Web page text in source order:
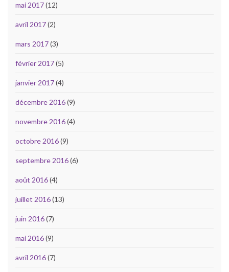
mai 2017(12)
avril 2017(2)
mars 2017(3)
février 2017(5)
janvier 2017(4)
décembre 2016(9)
novembre 2016(4)
octobre 2016(9)
septembre 2016(6)
août 2016(4)
juillet 2016(13)
juin 2016(7)
mai 2016(9)
avril 2016(7)